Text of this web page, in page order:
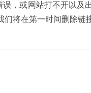
，或网站打不开以
将在第一时间删除链